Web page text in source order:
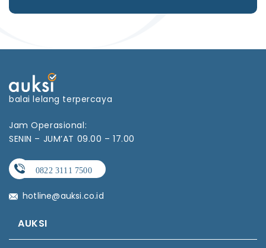
balai lelang terpercaya
Jam Operasional:
SENIN – JUM’AT 09.00 – 17.00
hotline@auksi.co.id
AUKSI